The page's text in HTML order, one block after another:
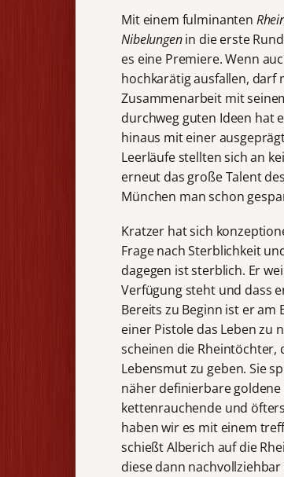
Mit einem fulminanten
Nibelungenin die erste
es eine Premiere. Wenn
hochkarätig ausfallen, darf
Zusammenarbeit mit
durchweg guten Ideen hat
hinaus mit einer
Leerläufe stellten sich an
erneut das große Talent
München man schon
Kratzer hat sich
Frage nach Sterblichkeit
dagegen ist sterblich. Er
Verfügung steht und dass
Bereits zu Beginn ist er
einer Pistole das Leben zu
scheinen die Rheintöchter,
Lebensmut zu geben. Sie
näher definierbare
kettenrauchende und
haben wir es mit einem
schießt Alberich auf die
diese dann